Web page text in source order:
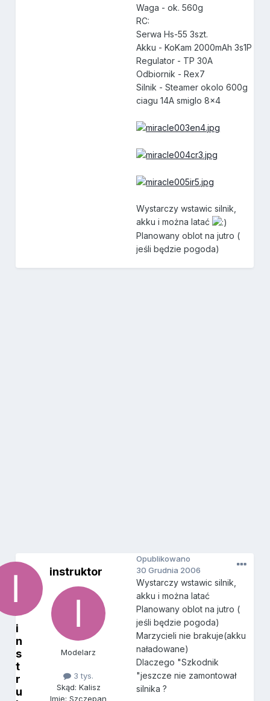
Waga - ok. 560g
RC:
Serwa Hs-55 3szt.
Akku - KoKam 2000mAh 3s1P
Regulator - TP 30A
Odbiornik - Rex7
Silnik - Steamer okolo 600g
ciagu 14A smiglo 8x4
Wystarczy wstawic silnik,
akku i można latać
Planowany oblot na jutro (
jeśli będzie pogoda)
i
n
s
t
r
u
instruktor
Modelarz
3 tys.
Skąd: Kalisz
Imię: Szczepan
Opublikowano
30 Grudnia 2006
Wystarczy wstawic silnik,
akku i można latać
Planowany oblot na jutro (
jeśli będzie pogoda)
Marzycieli nie brakuje(akku
naładowane)
Dlaczego "Szkodnik
"jeszcze nie zamontował
silnika ?